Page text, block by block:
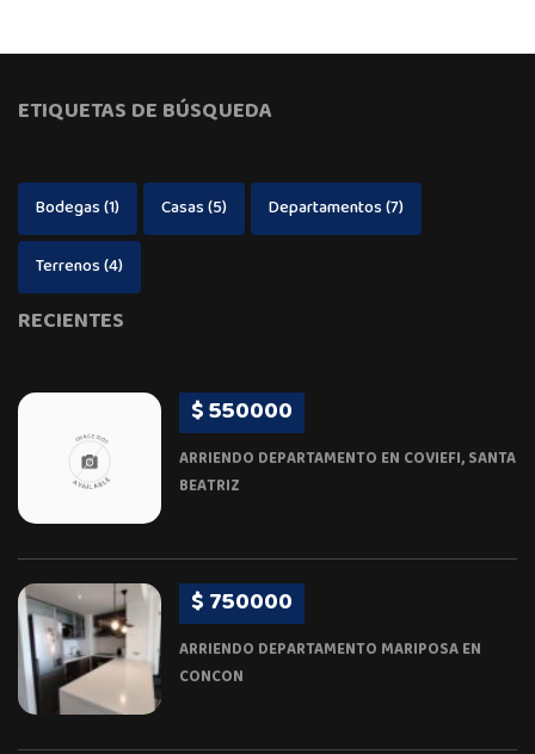
ETIQUETAS DE BÚSQUEDA
Bodegas(1) Casas(5) Departamentos(7)
Terrenos(4)
RECIENTES
$ 550000
ARRIENDO DEPARTAMENTO EN COVIEFI, SANTA
BEATRIZ
$ 750000
ARRIENDO DEPARTAMENTO MARIPOSA EN
CONCON